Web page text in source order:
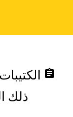
assignment
ذلك